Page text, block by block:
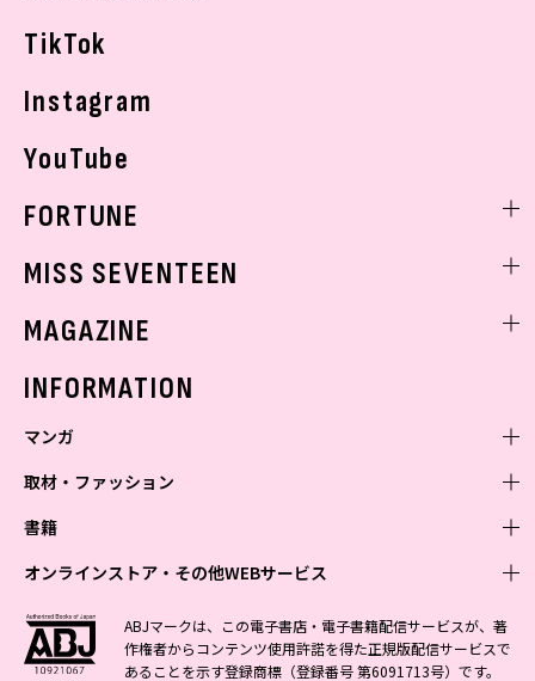
TikTok
Instagram
YouTube
FORTUNE
MISS SEVENTEEN
MAGAZINE
INFORMATION
マンガ
少年マンガ
Vジャンプ
最強ジャンプ
少年ジャンプ+
青年マンガ
ZEBRACK
S-MANGA
少女マンガ
ZEBRACK
女性マンガ
ジャンプTOON
取材・ファッション
ファッション・美容
BAILA
MAQUIA
芸能・情報・スポーツ
週プレNEWS
書籍
文芸・文庫・総合
小説すばる
学芸・ノンフィクション・新書
1日5分で、明日は変わる よみタイ yomitai
ライトノベル・ノベライズ
オンラインストア・その他WEBサービス
オンラインストア
OTO
その他WEBサービス
ABJマークは、この電子書店・電子書籍配信サービスが、著
作権者からコンテンツ使用許諾を得た正規版配信サービスで
あることを示す登録商標（登録番号 第6091713号）です。